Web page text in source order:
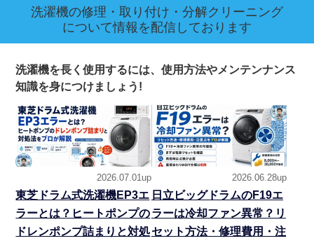
洗濯機の修理・取り付け・分解クリーニング
について情報を配信しております
洗濯機を長く使用するには、使用方法やメンテンナンス
知識を身につけましょう!
2026.07.01up
東芝ドラム式洗濯機EP3エ
ラーとは？ヒートポンプの
ドレンポンプ詰まりと対処
2026.06.28up
日立ビッグドラムのF19エ
ラーは冷却ファン異常？リ
セット方法・修理費用・注